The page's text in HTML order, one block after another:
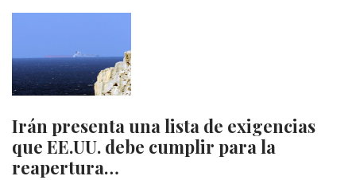
Irán presenta una lista de exigencias
que EE.UU. debe cumplir para la
reapertura…